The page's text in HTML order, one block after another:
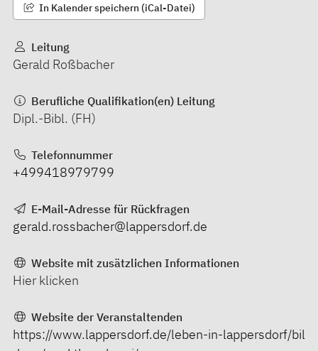
In Kalender speichern (iCal-Datei)
Leitung
Gerald Roßbacher
Berufliche Qualifikation(en) Leitung
Dipl.-Bibl. (FH)
Telefonnummer
+499418979799
E-Mail-Adresse für Rückfragen
gerald.rossbacher@lappersdorf.de
Website mit zusätzlichen Informationen
Hier klicken
Website der Veranstaltenden
https://www.lappersdorf.de/leben-in-lappersdorf/bil